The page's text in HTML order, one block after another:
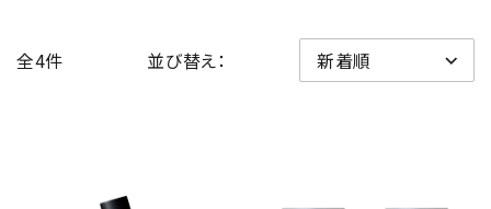
全4件 並び替え：